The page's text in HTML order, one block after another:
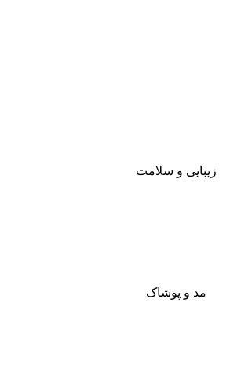
زیبایی و سلامت
مد و پوشاک